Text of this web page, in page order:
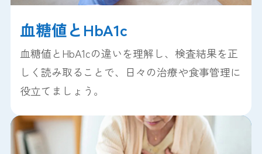
血糖値とHbA1c
血糖値とHbA1cの違いを理解し、検査結果を正
しく読み取ることで、日々の治療や食事管理に
役立てましょう。